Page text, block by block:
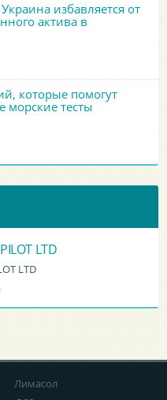
избавляется от
актива в
которые помогут
морские тесты
LTD
LTD
Лимасол